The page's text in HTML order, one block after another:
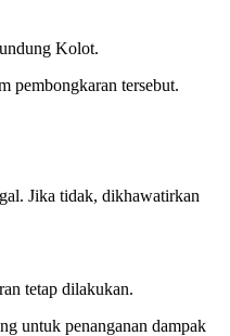
Kolot.
pembongkaran tersebut.
Jika tidak, dikhawatirkan
tetap dilakukan.
untuk penanganan dampak